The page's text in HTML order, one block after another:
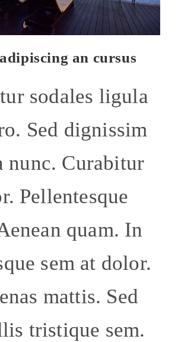
an cursus
sodales ligula
Sed dignissim
nunc. Curabitur
Pellentesque
quam. In
sem at dolor.
mattis. Sed
tristique sem.